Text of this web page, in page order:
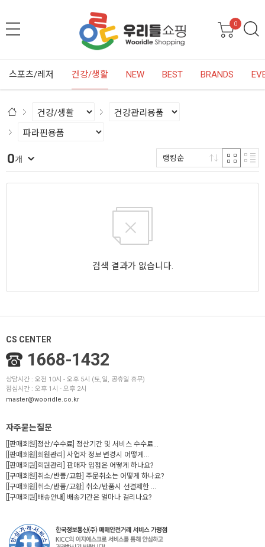
0
스포츠/레저 건강/생활 NEW BEST BRANDS
0개 랭킹순
검색 결과가 없습니다.
CS CENTER
1668-1432
상담시간 : 오전 10시 - 오후 5시 (토,일, 공휴일 휴무)
점심시간 : 오후 1시 - 오후 2시
master@wooridle.co.kr
자주묻는질문
[[판매회원]정산/수수료] 정산기간 및 서비스 수수료...
[[판매회원]회원관리] 사업자 정보 변경시 어떻게...
[[판매회원]회원관리] 판매자 입점은 어떻게 하나요?
[[구매회원]취소/반품/교환] 주문취소는 어떻게 하나요?
[[구매회원]취소/반품/교환] 취소/반품시 선결제한 ...
[[구매회원]배송안내] 배송기간은 얼마나 걸리나요?